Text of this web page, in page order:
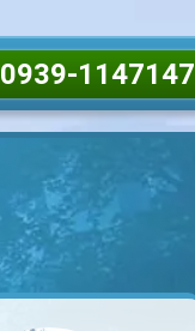
0939-1147147